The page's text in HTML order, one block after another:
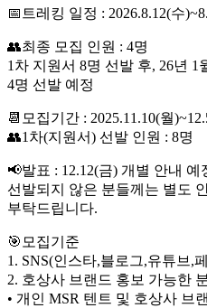
📅트레킹 일정 : 2026.8.12(수
👥최종 모집 인원 : 4명
1차 지원서 8명 선발 후, 26년
4명 선발 예정
📆모집기간 : 2025.11.10(월
👥1차(지원서) 선발 인원 : 8명
📢발표 : 12.12(금) 개별 안내 예
선발되지 않은 분들께는 별도
부탁드립니다.
🎯모집기준
1. SNS(인스타,블로그,유튜브,
2. 호상사 브랜드 홍보 가능한
• 개인 MSR 텐트 및 호상사 브